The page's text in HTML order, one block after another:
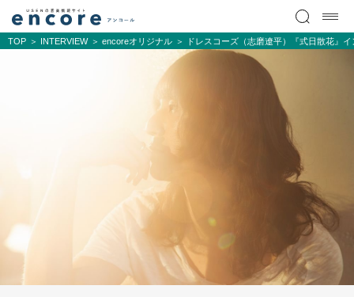
TOP INTERVIEW encoreオリジナル ドレスコーズ（志磨遼平）『式日散花』